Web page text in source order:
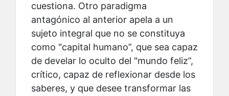
cuestiona. Otro paradigma
antagónico al anterior apela a un
sujeto integral que no se constituya
como "capital humano”, que sea capaz
de develar lo oculto del "mundo feliz”,
crítico, capaz de reflexionar desde los
saberes, y que desee transformar las